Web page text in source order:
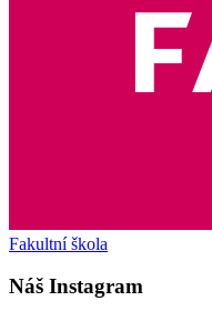
Fakultní škola
Náš Instagram